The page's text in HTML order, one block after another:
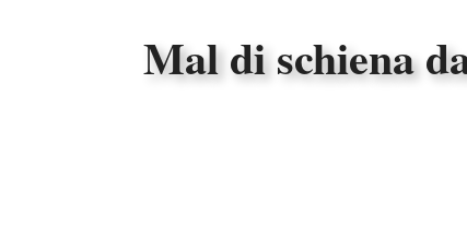
Mal di schiena